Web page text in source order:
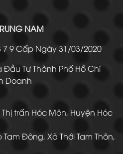
NAM
7 9 Cấp Ngày 31/03/2020
Tư Thành Phố Hồ Chí
Doanh
Thị trấn Hóc Môn, Huyện Hóc
Tam Đông, Xã Thới Tam Thôn,